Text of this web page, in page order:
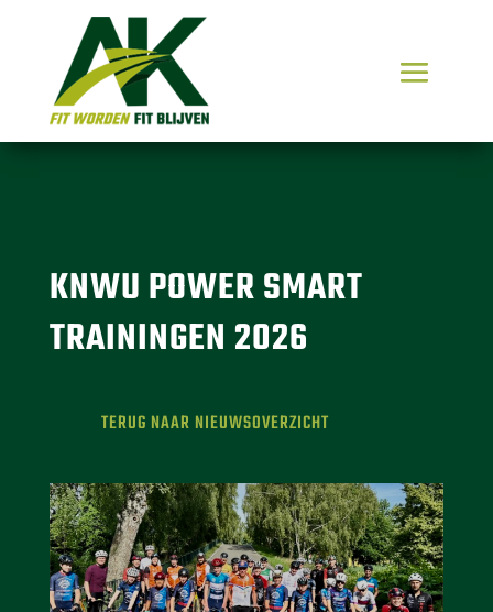
KNWU POWER SMART
TRAININGEN 2026
TERUG NAAR NIEUWSOVERZICHT